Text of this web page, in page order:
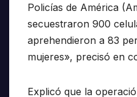
Policías de América
secuestraron 900
aprehendieron a 83
mujeres», precisó en
Explicó que la